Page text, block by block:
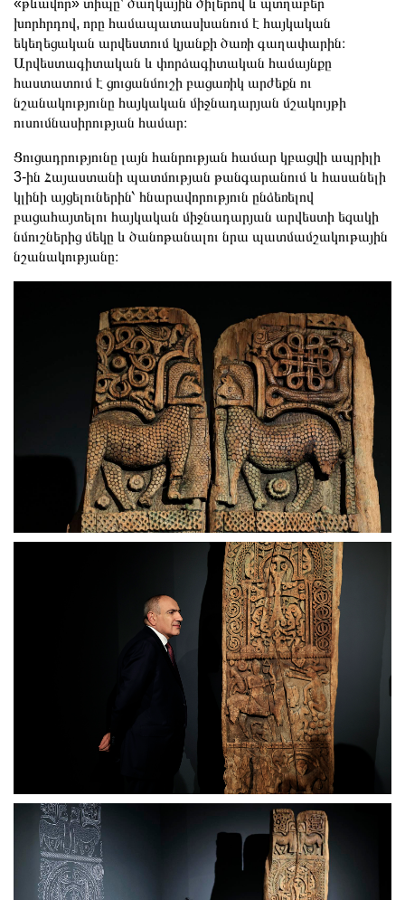
խորհրդով, որը համապատասխանում է հայկական
եկեղեցական արվեստում կյանքի ծառի գաղափարին։
Արվեստագիտական և փորձագիտական համայնքը
հաստատում է ցուցանմուշի բացառիկ արժեքն ու
նշանակությունը հայկական միջնադարյան մշակույթի
ուսումնասիրության համար։
Ցուցադրությունը լայն հանրության համար կբացվի ապրիլի
3-ին Հայաստանի պատմության թանգարանում և հասանելի
կլինի այցելուներին՝ հնարավորություն ընձեռելով
բացահայտելու հայկական միջնադարյան արվեստի եզակի
նմուշներից մեկը և ծանոթանալու նրա պատմամշակութային
նշանակությանը։